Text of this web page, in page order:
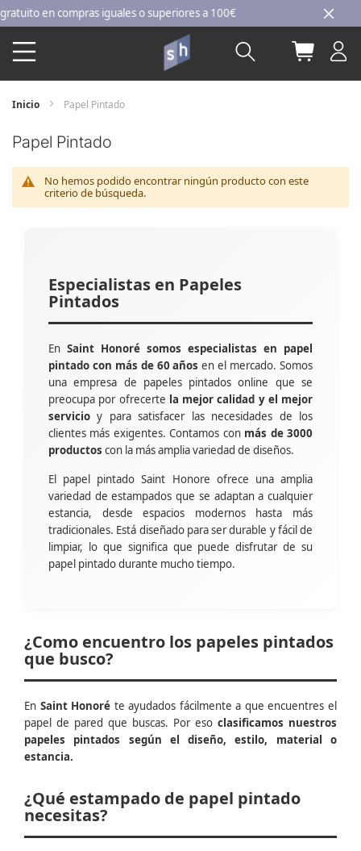
Ir
al
contenido
en compras iguales o superiores a 100€
Buscar Mi
Inicio Papel Pintado
Papel Pintado
No hemos podido encontrar ningún producto con este
criterio de búsqueda.
Especialistas en Papeles
Pintados
En Saint Honoré somos especialistas en papel
pintado con más de 60 años en el mercado. Somos
una empresa de papeles pintados online que se
preocupa por ofrecerte la mejor calidad y el mejor
servicio y para satisfacer las necesidades de los
clientes más exigentes. Contamos con más de 3000
productos con la más amplia variedad de diseños.
El papel pintado Saint Honore ofrece una amplia
variedad de estampados que se adaptan a cualquier
estancia, desde espacios modernos hasta más
tradicionales. Está diseñado para ser durable y fácil de
limpiar, lo que significa que puede disfrutar de su
papel pintado durante mucho tiempo.
¿Como encuentro los papeles pintados
que busco?
En Saint Honoré te ayudados fácilmente a que encuentres el
papel de pared que buscas. Por eso clasificamos nuestros
papeles pintados según el diseño, estilo, material o
estancia.
¿Qué estampado de papel pintado
necesitas?